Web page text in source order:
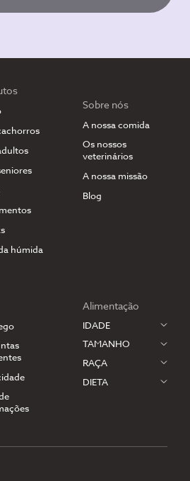
húmida
Sobre nós
A nossa comida
Os nossos
veterinários
A nossa missão
Blog
Alimentação
IDADE
TAMANHO
RAÇA
DIETA